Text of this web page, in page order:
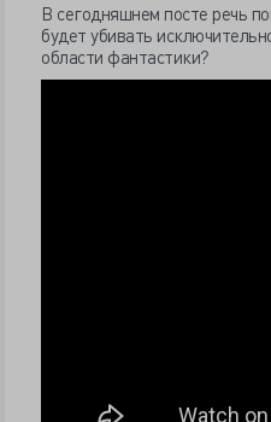
В сегодняшнем посте речь
будет убивать
области фантастики?